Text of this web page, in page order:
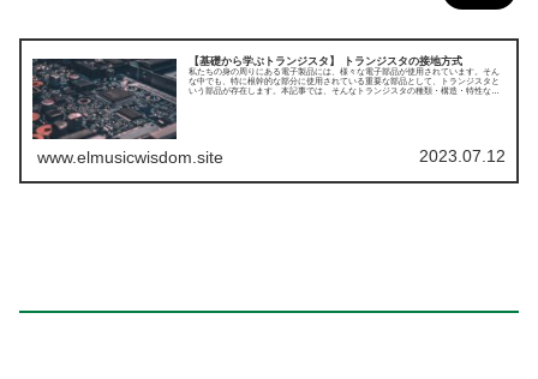
【基礎から学ぶトランジスタ】 トランジスタの接地方式
私たちの身の周りにある電子製品には、様々な電子部品が使用されています。そん
な中でも、特に根幹的な部分に使用されている重要な部品として、トランジスタと
いう部品が存在します。本記事では、そんなトランジスタの種類・構造・特性など
www.elmusicwisdom.site 2023.07.12